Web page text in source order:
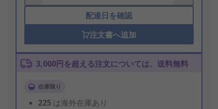
配達日を確認
注文書へ追加
3,000円を超える注文については、送料無料
在庫限り
225 は海外在庫あり